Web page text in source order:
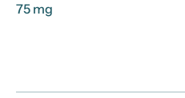
75 mg